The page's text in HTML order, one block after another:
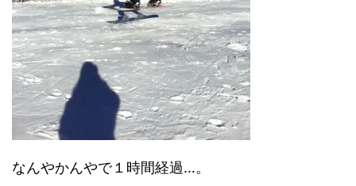
なんやかんやで１時間経過…。